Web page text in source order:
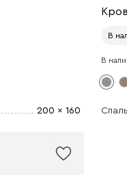
200 x 160
В
В